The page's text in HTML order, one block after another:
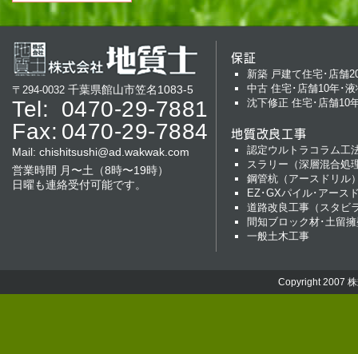
〒294-0032 千葉県館山市笠名1083-5
Tel:
0470-29-7881
Fax: 0470-29-7884
Mail: chishitsushi@ad.wakwak.com
営業時間 月〜土（8時〜19時）
日曜も連絡受付可能です。
保証
新築 戸建て住宅･店舗
中古 住宅･店舗10年･液
沈下修正 住宅･店舗10
地質改良工事
認定ウルトラコラム工
スラリー（深層混合処
鋼管杭（アースドリル
EZ･GXパイル･アース
道路改良工事（スタビ
間知ブロック材･土留
一般土木工事
Copyright 2007